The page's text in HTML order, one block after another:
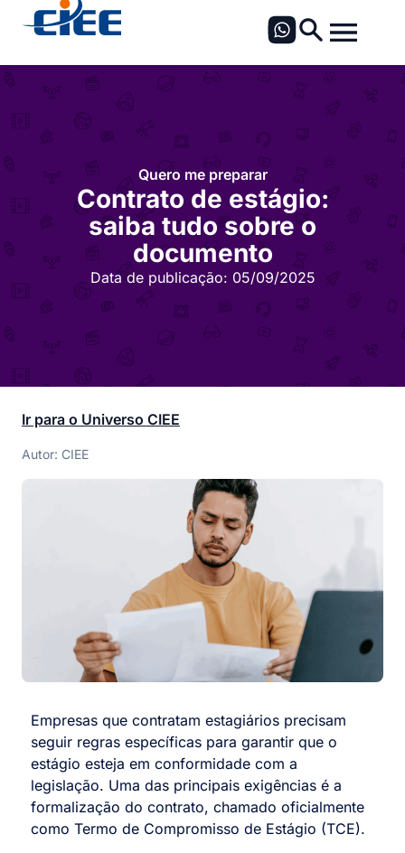
Quero me preparar
Contrato de estágio:
saiba tudo sobre o
documento
Data de publicação: 05/09/2025
Ir para o Universo CIEE
Autor: CIEE
Empresas que contratam estagiários precisam
seguir regras específicas para garantir que o
estágio esteja em conformidade com a
legislação. Uma das principais exigências é a
formalização do contrato, chamado oficialmente
como Termo de Compromisso de Estágio (TCE).